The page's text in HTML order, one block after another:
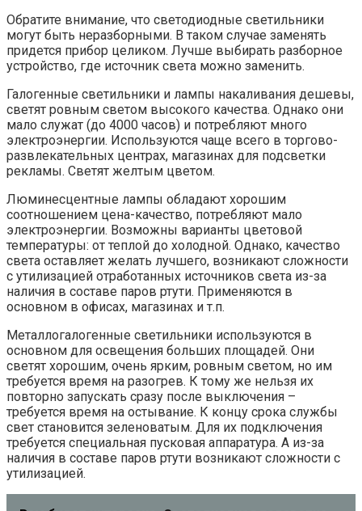
Обратите внимание, что светодиодные светильники
могут быть неразборными. В таком случае заменять
придется прибор целиком. Лучше выбирать разборное
устройство, где источник света можно заменить.
Галогенные светильники и лампы накаливания дешевы,
светят ровным светом высокого качества. Однако они
мало служат (до 4000 часов) и потребляют много
электроэнергии. Используются чаще всего в торгово-
развлекательных центрах, магазинах для подсветки
рекламы. Светят желтым цветом.
Люминесцентные лампы обладают хорошим
соотношением цена-качество, потребляют мало
электроэнергии. Возможны варианты цветовой
температуры: от теплой до холодной. Однако, качество
света оставляет желать лучшего, возникают сложности
с утилизацией отработанных источников света из-за
наличия в составе паров ртути. Применяются в
основном в офисах, магазинах и т.п.
Металлогалогенные светильники используются в
основном для освещения больших площадей. Они
светят хорошим, очень ярким, ровным светом, но им
требуется время на разогрев. К тому же нельзя их
повторно запускать сразу после выключения –
требуется время на остывание. К концу срока службы
свет становится зеленоватым. Для их подключения
требуется специальная пусковая аппаратура. А из-за
наличия в составе паров ртути возникают сложности с
утилизацией.